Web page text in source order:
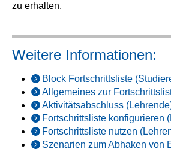
zu erhalten.
Weitere Informationen:
Block Fortschrittsliste
Allgemeines zur
Aktivitätsabschluss
Fortschrittsliste konfigurieren
Fortschrittsliste nutzen
Szenarien zum Abhaken von